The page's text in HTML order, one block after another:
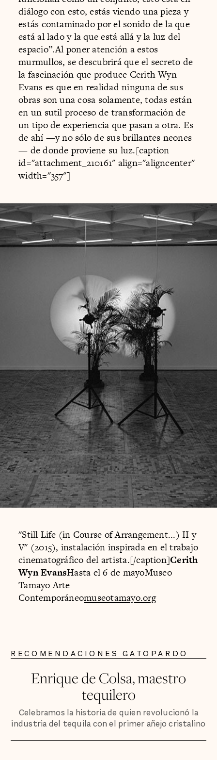
diálogo con esto, estás viendo una pieza y
estás contaminado por el sonido de la que
está al lado y la que está allá y la luz del
espacio”.Al poner atención a estos
murmullos, se descubrirá que el secreto de
la fascinación que produce Cerith Wyn
Evans es que en realidad ninguna de sus
obras son una cosa solamente, todas están
en un sutil proceso de transformación de
un tipo de experiencia que pasan a otra. Es
de ahí —y no sólo de sus brillantes neones
— de donde proviene su luz.[caption
id="attachment_210161" align="aligncenter"
width="357"]
"Still Life (in Course of Arrangement...) II y
V" (2015), instalación inspirada en el trabajo
cinematográfico del artista.[/caption]Cerith
Wyn EvansHasta el 6 de mayoMuseo
Tamayo Arte
Contemporáneomuseotamayo.org
RECOMENDACIONES GATOPARDO
Enrique de Colsa, maestro
tequilero
Celebramos la historia de quien revolucionó la
industria del tequila con el primer añejo cristalino